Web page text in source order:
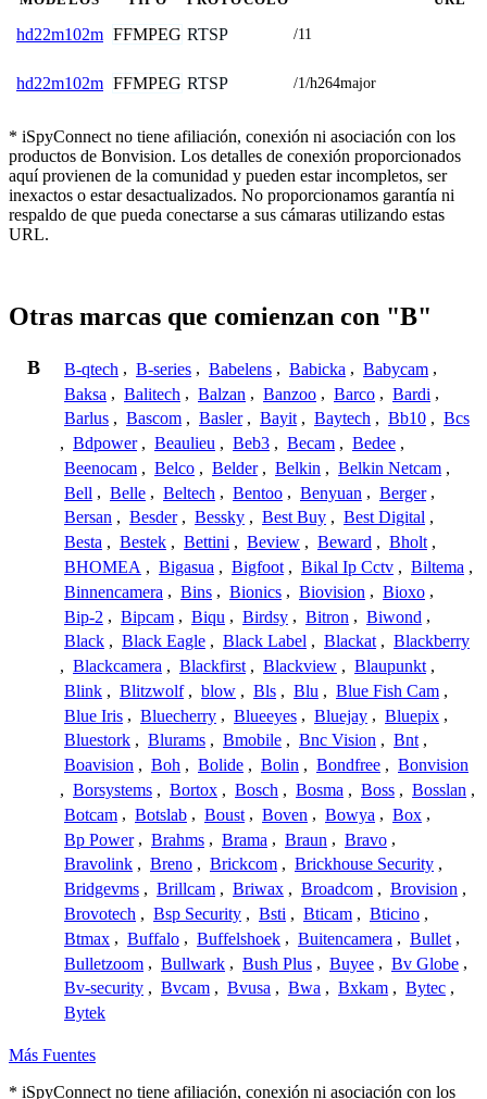
hd22m102m FFMPEG RTSP /11
hd22m102m FFMPEG RTSP /1/h264major
* iSpyConnect no tiene afiliación, conexión ni asociación con los
productos de Bonvision. Los detalles de conexión proporcionados
aquí provienen de la comunidad y pueden estar incompletos, ser
inexactos o estar desactualizados. No proporcionamos garantía ni
respaldo de que pueda conectarse a sus cámaras utilizando estas
URL.
Otras marcas que comienzan con "B"
B B-qtech , B-series , Babelens , Babicka , Babycam ,
Baksa , Balitech , Balzan , Banzoo , Barco , Bardi ,
Barlus , Bascom , Basler , Bayit , Baytech , Bb10 , Bcs
, Bdpower , Beaulieu , Beb3 , Becam , Bedee ,
Beenocam , Belco , Belder , Belkin , Belkin Netcam ,
Bell , Belle , Beltech , Bentoo , Benyuan , Berger ,
Bersan , Besder , Bessky , Best Buy , Best Digital ,
Besta , Bestek , Bettini , Beview , Beward , Bholt ,
BHOMEA , Bigasua , Bigfoot , Bikal Ip Cctv , Biltema ,
Binnencamera , Bins , Bionics , Biovision , Bioxo ,
Bip-2 , Bipcam , Biqu , Birdsy , Bitron , Biwond ,
Black , Black Eagle , Black Label , Blackat , Blackberry
, Blackcamera , Blackfirst , Blackview , Blaupunkt ,
Blink , Blitzwolf , blow , Bls , Blu , Blue Fish Cam ,
Blue Iris , Bluecherry , Blueeyes , Bluejay , Bluepix ,
Bluestork , Blurams , Bmobile , Bnc Vision , Bnt ,
Boavision , Boh , Bolide , Bolin , Bondfree , Bonvision
, Borsystems , Bortox , Bosch , Bosma , Boss , Bosslan ,
Botcam , Botslab , Boust , Boven , Bowya , Box ,
Bp Power , Brahms , Brama , Braun , Bravo ,
Bravolink , Breno , Brickcom , Brickhouse Security ,
Bridgevms , Brillcam , Briwax , Broadcom , Brovision ,
Brovotech , Bsp Security , Bsti , Bticam , Bticino ,
Btmax , Buffalo , Buffelshoek , Buitencamera , Bullet ,
Bulletzoom , Bullwark , Bush Plus , Buyee , Bv Globe ,
Bv-security , Bvcam , Bvusa , Bwa , Bxkam , Bytec ,
Bytek
Más Fuentes
* iSpyConnect no tiene afiliación, conexión ni asociación con los